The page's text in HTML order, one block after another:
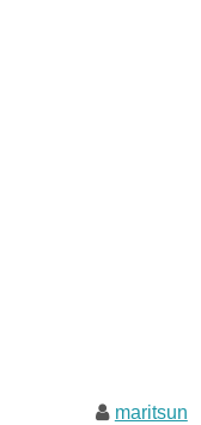
maritsun